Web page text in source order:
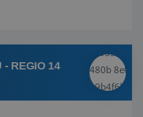
en wat er in de
die droomreis te
- REGIO 14